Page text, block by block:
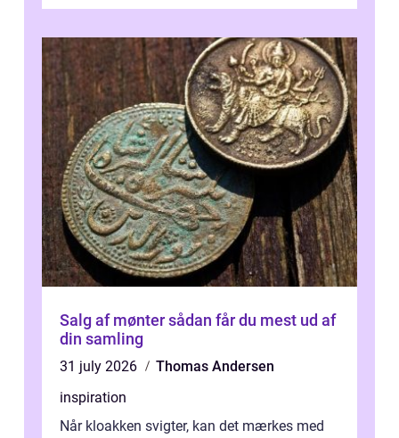
Salg af mønter sådan får du mest ud af
din samling
31 july 2026
Thomas Andersen
inspiration
Når kloakken svigter, kan det mærkes med